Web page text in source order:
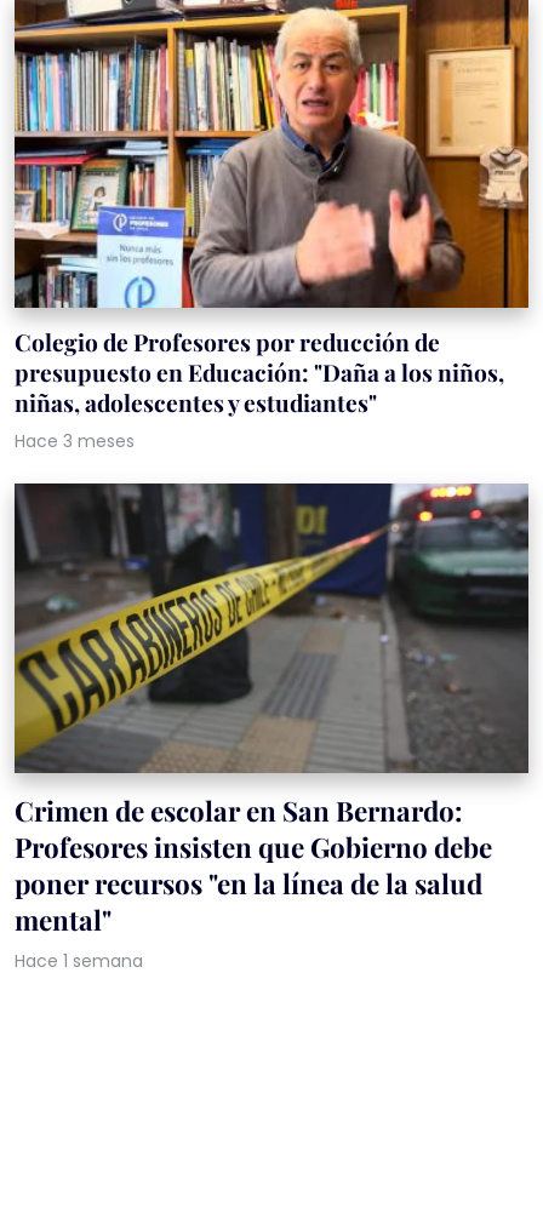
Colegio de Profesores por reducción de
presupuesto en Educación: "Daña a los niños,
niñas, adolescentes y estudiantes"
Hace 3 meses
Crimen de escolar en San Bernardo:
Profesores insisten que Gobierno debe
poner recursos "en la línea de la salud
mental"
Hace 1 semana